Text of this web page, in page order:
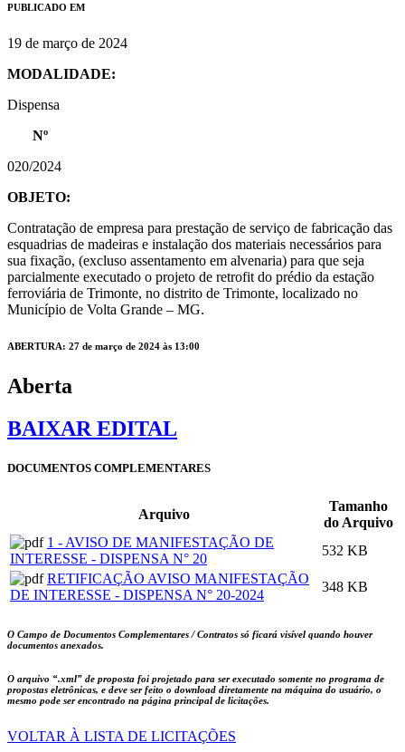
PUBLICADO EM
19 de março de 2024
MODALIDADE:
Dispensa
Nº
020/2024
OBJETO:
Contratação de empresa para prestação de serviço de fabricação das
esquadrias de madeiras e instalação dos materiais necessários para
sua fixação, (excluso assentamento em alvenaria) para que seja
parcialmente executado o projeto de retrofit do prédio da estação
ferroviária de Trimonte, no distrito de Trimonte, localizado no
Município de Volta Grande – MG.
ABERTURA: 27 de março de 2024 às 13:00
Aberta
BAIXAR EDITAL
DOCUMENTOS COMPLEMENTARES
Arquivo
Tamanho
do Arquivo
1 - AVISO DE MANIFESTAÇÃO DE
INTERESSE - DISPENSA N° 20
532 KB
RETIFICAÇÃO AVISO MANIFESTAÇÃO
DE INTERESSE - DISPENSA N° 20-2024
348 KB
O Campo de Documentos Complementares / Contratos só ficará visível quando houver
documentos anexados.
O arquivo “.xml” de proposta foi projetado para ser executado somente no programa de
propostas eletrônicas, e deve ser feito o download diretamente na máquina do usuário, o
mesmo pode ser encontrado na página principal de licitações.
VOLTAR À LISTA DE LICITAÇÕES